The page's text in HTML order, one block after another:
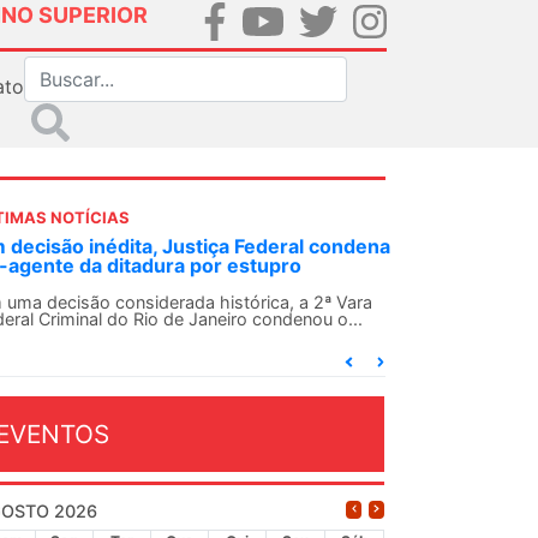
SUPERIOR
NOTÍCIAS
decisão inédita, Justiça Federal condena
agente da ditadura por estupro
uma decisão considerada histórica, a 2ª Vara
Criminal do Rio de Janeiro condenou o...
2026